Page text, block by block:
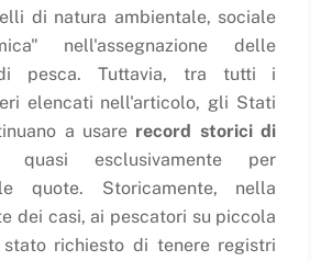
di natura ambientale, sociale
nell'assegnazione delle
pesca. Tuttavia, tra tutti i
elencati nell'articolo, gli Stati
a usare record storici di
esclusivamente per
quote. Storicamente, nella
dei casi, ai pescatori su piccola
richiesto di tenere registri